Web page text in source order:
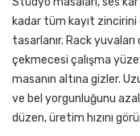
kadar tüm kayıt
tasarlanır. Rack
çekmecesi çalışma
masanın altına gizler.
ve bel yorgunluğunu
düzen, üretim hızını